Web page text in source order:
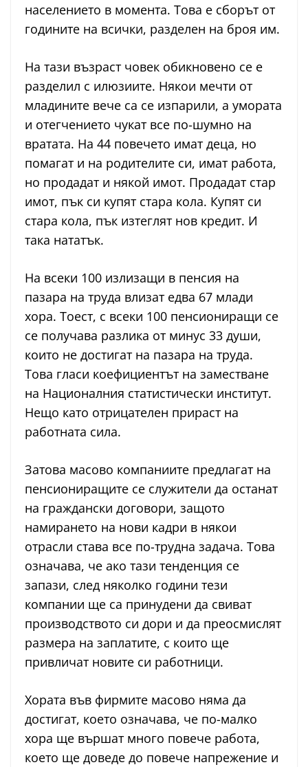
населението в момента. Това е сборът от
годините на всички, разделен на броя им.
На тази възраст човек обикновено се е
разделил с илюзиите. Някои мечти от
младините вече са се изпарили, а умората
и отегчението чукат все по-шумно на
вратата. На 44 повечето имат деца, но
помагат и на родителите си, имат работа,
но продадат и някой имот. Продадат стар
имот, пък си купят стара кола. Купят си
стара кола, пък изтеглят нов кредит. И
така нататък.
На всеки 100 излизащи в пенсия на
пазара на труда влизат едва 67 млади
хора. Тоест, с всеки 100 пенсиониращи се
се получава разлика от минус 33 души,
които не достигат на пазара на труда.
Това гласи коефициентът на заместване
на Националния статистически институт.
Нещо като отрицателен прираст на
работната сила.
Затова масово компаниите предлагат на
пенсиониращите се служители да останат
на граждански договори, защото
намирането на нови кадри в някои
отрасли става все по-трудна задача. Това
означава, че ако тази тенденция се
запази, след няколко години тези
компании ще са принудени да свиват
производството си дори и да преосмислят
размера на заплатите, с които ще
привличат новите си работници.
Хората във фирмите масово няма да
достигат, което означава, че по-малко
хора ще вършат много повече работа,
което ще доведе до повече напрежение и